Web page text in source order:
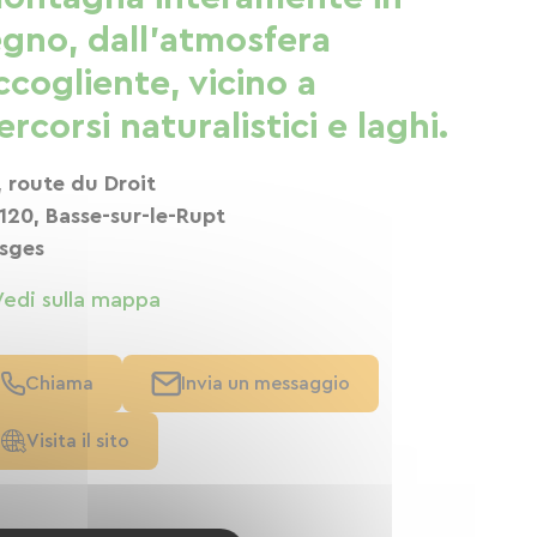
dall'atmosfera
vicino a
naturalistici e laghi.
route du Droit
Basse-sur-le-Rupt
sulla mappa
Chiama Invia un messaggio
Visita il sito